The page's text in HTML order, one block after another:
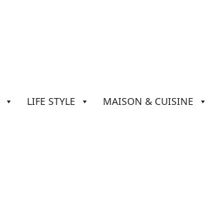
LIFE STYLE MAISON & CUISINE